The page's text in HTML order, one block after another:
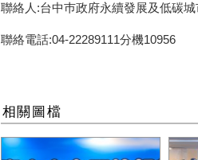
聯絡人:台中巿政府永續發展及低碳
聯絡電話:04-22289111分機10956
相關圖檔